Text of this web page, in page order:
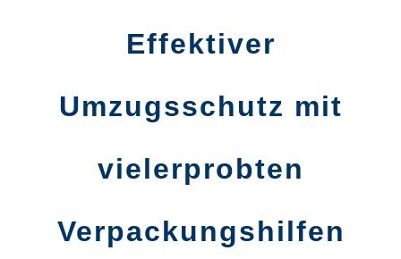
Effektiver
Umzugsschutz mit
vielerprobten
Verpackungshilfen